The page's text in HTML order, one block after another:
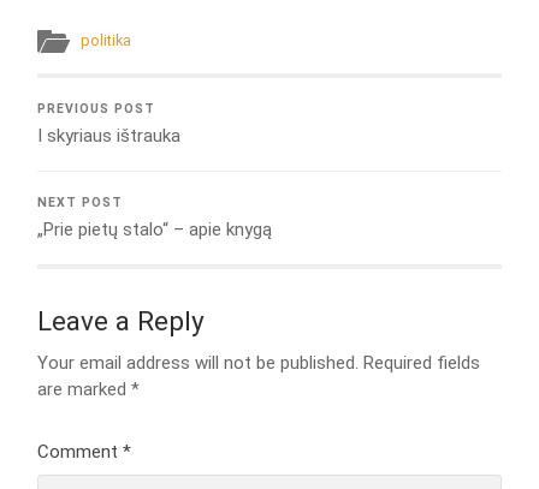
politika
PREVIOUS POST
I skyriaus ištrauka
NEXT POST
„Prie pietų stalo“ – apie knygą
Leave a Reply
Your email address will not be published. Required fields
are marked*
Comment*